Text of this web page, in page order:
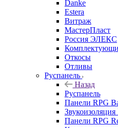
Danke
Estera
Витраж
МастерПласт
Россия ЭЛЕКС
Откосы
Отливы
Руспанель
Назад
Руспанель
Панели RPG
Звукоизоляция
Панели RPG